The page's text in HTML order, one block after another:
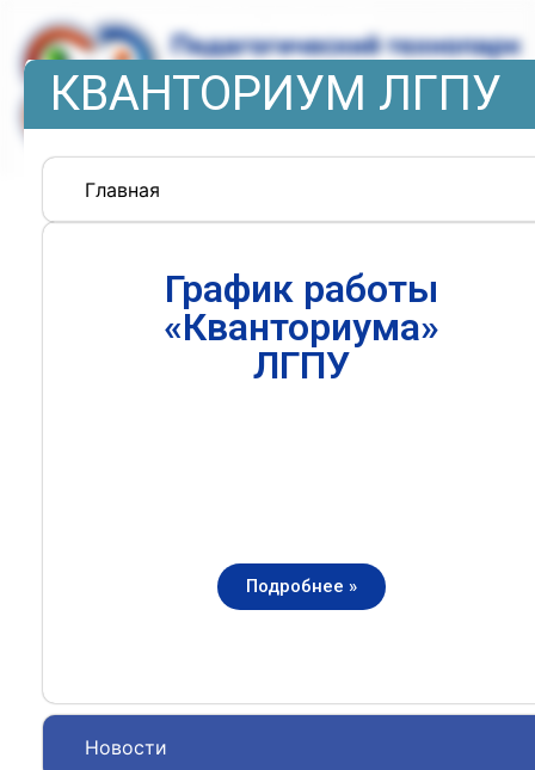
КВАНТОРИУМ ЛГПУ
Главная
Новости
График работы
«Кванториума»
ЛГПУ
Подробнее »